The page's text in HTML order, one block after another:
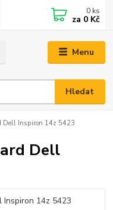
Menu
Hledat
0 ks
za 0 Kč
Dell Inspiron 14z 5423
Dell